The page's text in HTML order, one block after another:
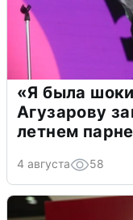
«Я была
Агузарову
летнем
4 августа 58